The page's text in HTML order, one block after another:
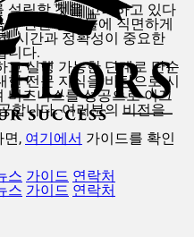
스 가이드 연락처
스 가이드 연락처
설립할 것을 고려하고 있다
에 관한 질문들에 직면하게
시간과 정확성이 중요한
니다.
고 실행 가능한 단계로 단순
한 전문 지식을 바탕으로 시
비즈니스를 성공으로 이끄
합니다. 여러분의 비전을
면, 여기에서 가이드를 확인